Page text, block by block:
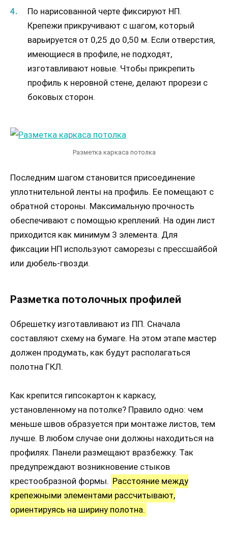
По нарисованной черте фиксируют НП.
Крепежи прикручивают с шагом, который
варьируется от 0,25 до 0,50 м. Если отверстия,
имеющиеся в профиле, не подходят,
изготавливают новые. Чтобы прикрепить
профиль к неровной стене, делают прорези с
боковых сторон.
Разметка каркаса потолка
Последним шагом становится присоединение
уплотнительной ленты на профиль. Ее помещают с
обратной стороны. Максимальную прочность
обеспечивают с помощью креплений. На один лист
приходится как минимум 3 элемента. Для
фиксации НП используют саморезы с прессшайбой
или дюбель-гвозди.
Разметка потолочных профилей
Обрешетку изготавливают из ПП. Сначала
составляют схему на бумаге. На этом этапе мастер
должен продумать, как будут располагаться
полотна ГКЛ.
Как крепится гипсокартон к каркасу,
установленному на потолке? Правило одно: чем
меньше швов образуется при монтаже листов, тем
лучше. В любом случае они должны находиться на
профилях. Панели размещают вразбежку. Так
предупреждают возникновение стыков
крестообразной формы. Расстояние между
крепежными элементами рассчитывают,
ориентируясь на ширину полотна.